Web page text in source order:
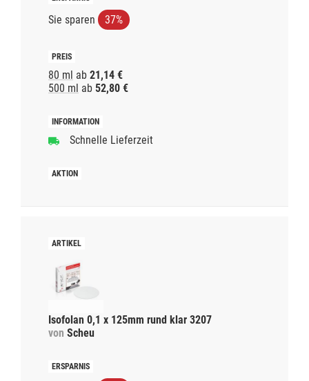
Sie sparen 37%
80 ml ab 21,14 €
500 ml ab 52,80 €
Schnelle Lieferzeit
Isofolan 0,1 x 125mm rund klar 3207
von Scheu